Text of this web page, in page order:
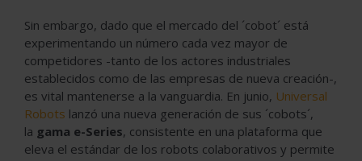
Sin embargo, dado que el mercado del ´cobot´ está
experimentando un número cada vez mayor de
competidores -tanto de los actores industriales
establecidos como de las empresas de nueva creación-,
es vital mantenerse a la vanguardia. En junio, Universal
Robots lanzó una nueva generación de sus ´cobots´,
la gama e-Series, consistente en una plataforma que
eleva el estándar de los robots colaborativos y permite